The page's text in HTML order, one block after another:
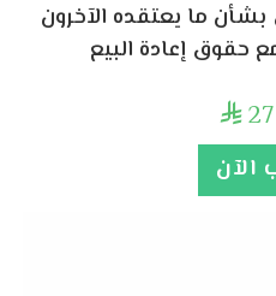
ما يعتقده الآخرون
حقوق إعادة البيع
27
الآن